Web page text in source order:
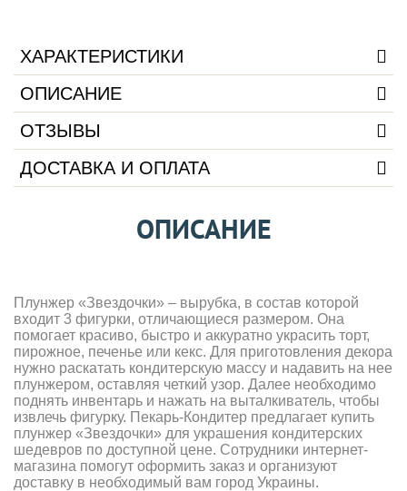
ХАРАКТЕРИСТИКИ
ОПИСАНИЕ
ОТЗЫВЫ
ДОСТАВКА И ОПЛАТА
ОПИСАНИЕ
Плунжер «Звездочки» – вырубка, в состав которой
входит 3 фигурки, отличающиеся размером. Она
помогает красиво, быстро и аккуратно украсить торт,
пирожное, печенье или кекс. Для приготовления декора
нужно раскатать кондитерскую массу и надавить на нее
плунжером, оставляя четкий узор. Далее необходимо
поднять инвентарь и нажать на выталкиватель, чтобы
извлечь фигурку. Пекарь-Кондитер предлагает купить
плунжер «Звездочки» для украшения кондитерских
шедевров по доступной цене. Сотрудники интернет-
магазина помогут оформить заказ и организуют
доставку в необходимый вам город Украины.